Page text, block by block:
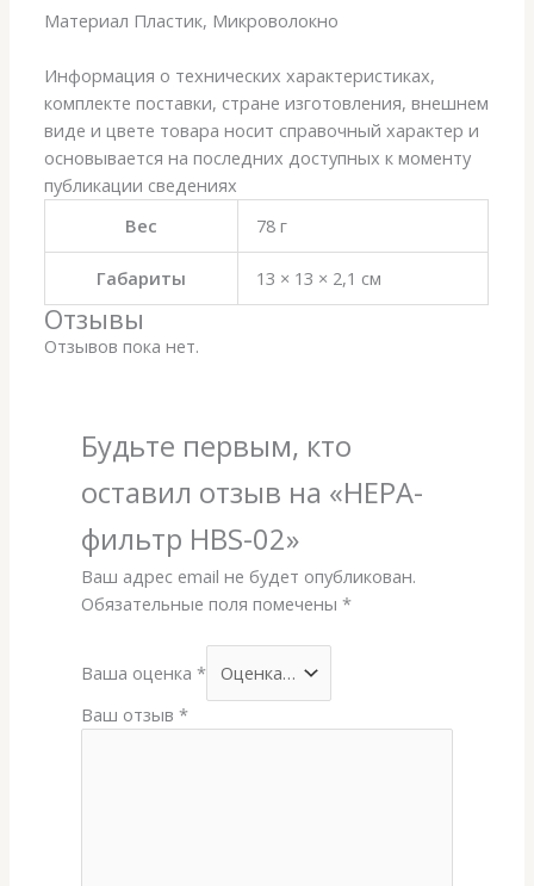
Материал Пластик, Микроволокно
Информация о технических характеристиках,
комплекте поставки, стране изготовления, внешнем
виде и цвете товара носит справочный характер и
основывается на последних доступных к моменту
публикации сведениях
Вес
78 г
Габариты 13 × 13 × 2,1 см
Отзывы
Отзывов пока нет.
Будьте первым, кто
оставил отзыв на «HEPA-
фильтр HBS-02»
Ваш адрес email не будет опубликован.
Обязательные поля помечены*
Ваша оценка*
Ваш отзыв*